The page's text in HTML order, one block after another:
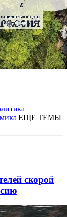
ЕЩЕ ТЕМЫ
скорой